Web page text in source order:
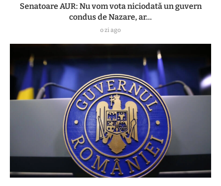
Senatoare AUR: Nu vom vota niciodată un guvern
condus de Nazare, ar...
o zi ago